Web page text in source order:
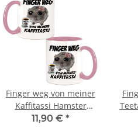
Finger weg von meiner
Kaffitassi Hamster
Meme Kaffeebecher mit
11,90 € *